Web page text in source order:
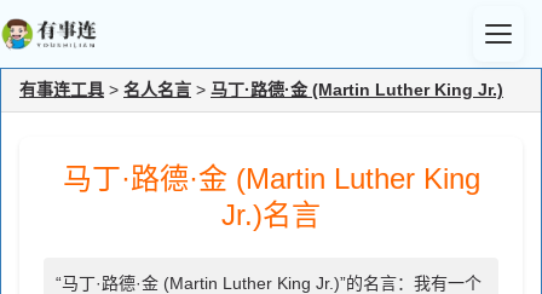
有事连工具 > 名人名言 > 马丁·路德·金 (Martin Luther King Jr.)
马丁·路德·金 (Martin Luther King
Jr.)名言
“马丁·路德·金 (Martin Luther King Jr.)”的名言：我有一个